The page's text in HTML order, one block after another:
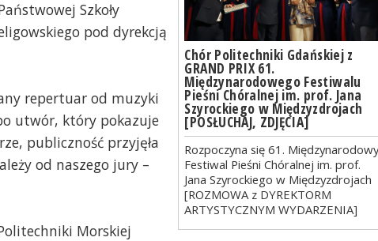
Chór Politechniki Gdańskiej z
GRAND PRIX 61.
Międzynarodowego Festiwalu
Pieśni Chóralnej im. prof. Jana
Szyrockiego w Międzyzdrojach
[POSŁUCHAJ, ZDJĘCIA]
Rozpoczyna się 61.
Festiwal Pieśni Chóralnej im. prof.
Jana Szyrockiego w Międzyzdrojach
[ROZMOWA z DYREKTORM
ARTYSTYCZNYM WYDARZENIA]
Szkoły
pod dyrekcją
repertuar od muzyki
utwór, który pokazuje
publiczność przyjęła
od naszego jury –
Morskiej